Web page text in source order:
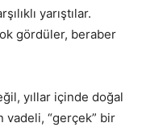
yarıştılar.
gördüler, beraber
yıllar içinde doğal
vadeli, “gerçek” bir